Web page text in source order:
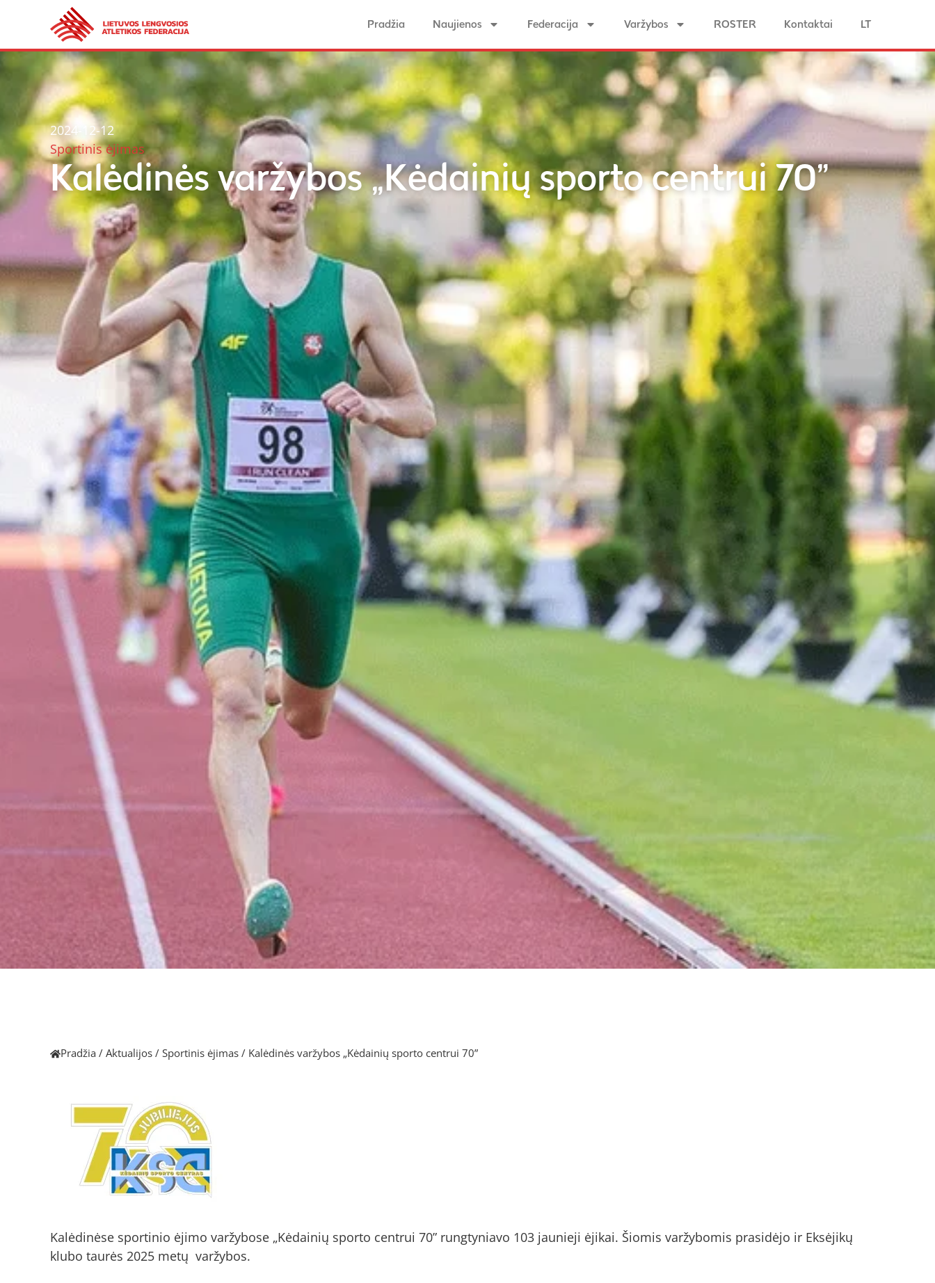
Pradžia Naujienos Federacija Varžybos ROSTER Kontaktai LT
2024-12-12
Sportinis ėjimas
Kalėdinės varžybos „Kėdainių sporto centrui 70”
Pradžia / Aktualijos / Sportinis ėjimas / Kalėdinės varžybos „Kėdainių sporto centrui 70”
Kalėdinėse sportinio ėjimo varžybose „Kėdainių sporto centrui 70” rungtyniavo 103 jaunieji ėjikai. Šiomis varžybomis prasidėjo ir Eksėjikų
klubo taurės 2025 metų varžybos.